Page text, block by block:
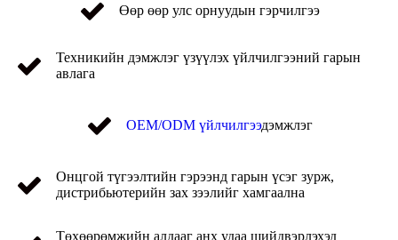
Өөр өөр улс орнуудын гэрчилгээ
Техникийн дэмжлэг үзүүлэх үйлчилгээний гарын
авлага
OEM/ODM үйлчилгээдэмжлэг
Онцгой түгээлтийн гэрээнд гарын үсэг зурж,
дистрибьютерийн зах зээлийг хамгаална
Төхөөрөмжийн алдааг анх удаа шийдвэрлэхэд